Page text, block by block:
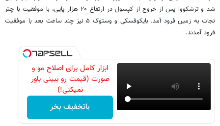
شد و ترشکووا پس از خروج از کپسول در ارتفاع ۲۰ هزار پایی، با موفقیت با چتر
نجات به زمین فرود آمد. بایکوفسکی و وستوک ۵ نیز چند ساعت بعد با موفقیت
فرود آمدند.
ابزار کامل برای اصلاح مو و
صورت (قیمت رو ببینی باور
نمیکنی!)
باتخفیف بخر